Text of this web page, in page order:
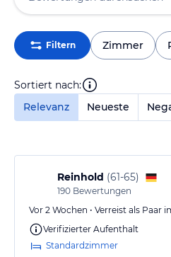
Filtern Zimmer
Sortiert nach:
Relevanz
Neueste
Reinhold (61-65)
190 Bewertungen
Vor 2 Wochen • Verreist als Paar
Verifizierter Aufenthalt
Standardzimmer